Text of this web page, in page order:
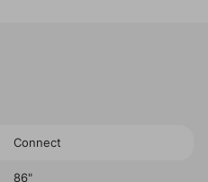
Connect
86"